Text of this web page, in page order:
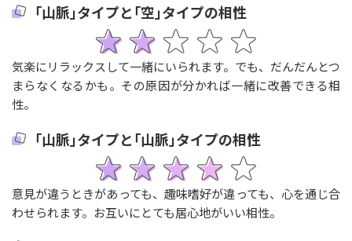
｢山脈｣タイプと｢空｣タイプの相性
気楽にリラックスして一緒にいられます。でも、だんだんとつ
まらなくなるかも。その原因が分かれば一緒に改善できる相
性。
｢山脈｣タイプと｢山脈｣タイプの相性
意見が違うときがあっても、趣味嗜好が違っても、心を通じ合
わせられます。お互いにとても居心地がいい相性。